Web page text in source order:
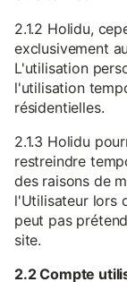
2.1.2 Holidu,
exclusivement
L'utilisation
l'utilisation
résidentielles.
2.1.3 Holidu
restreindre
des raisons de
l'Utilisateur lors
peut pas
site.
2.2 Compte